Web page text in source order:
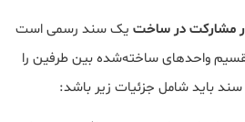
مشارکت در ساخت یک سند رسمی است
واحدهای ساخته‌شده بین طرفین را
باید شامل جزئیات زیر باشد: